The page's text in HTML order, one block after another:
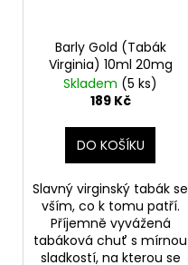
Barly Gold (Tabák
Virginia) 10ml 20mg
Skladem (5 ks)
189 Kč
DO KOŠÍKU
Slavný virginský tabák se
vším, co k tomu patří.
Příjemně vyvážená
tabáková chuť s mírnou
sladkostí, na kterou se